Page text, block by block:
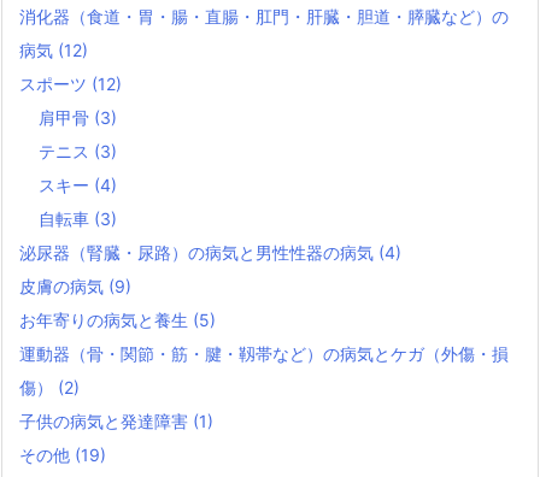
消化器（食道・胃・腸・直腸・肛門・肝臓・胆道・膵臓など）の
病気 (12)
スポーツ (12)
肩甲骨 (3)
テニス (3)
スキー (4)
自転車 (3)
泌尿器（腎臓・尿路）の病気と男性性器の病気 (4)
皮膚の病気 (9)
お年寄りの病気と養生 (5)
運動器（骨・関節・筋・腱・靱帯など）の病気とケガ（外傷・損
傷） (2)
子供の病気と発達障害 (1)
その他 (19)